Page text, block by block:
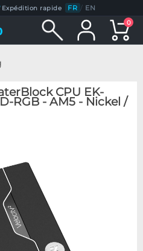
Expédition rapide FR / EN
0
CPU EK-
RGB - AM5 - Nickel /